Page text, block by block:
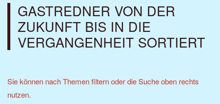
GASTREDNER VON DER
ZUKUNFT BIS IN DIE
VERGANGENHEIT SORTIERT
Sie können nach Themen filtern oder die Suche oben rechts
nutzen.